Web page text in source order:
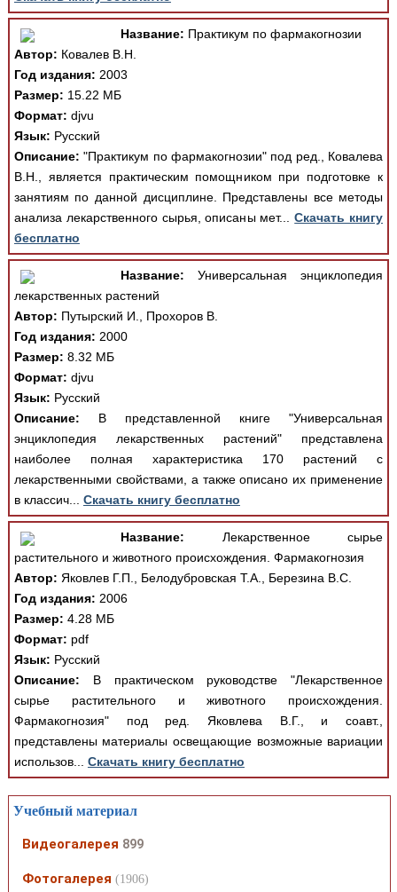
Название: Практикум по фармакогнозии
Автор: Ковалев В.Н.
Год издания: 2003
Размер: 15.22 МБ
Формат: djvu
Язык: Русский
Описание: "Практикум по фармакогнозии" под ред., Ковалева
В.Н., является практическим помощником при подготовке к
занятиям по данной дисциплине. Представлены все методы
анализа лекарственного сырья, описаны мет...Скачать книгу
бесплатно
Название: Универсальная энциклопедия
лекарственных растений
Автор: Путырский И., Прохоров В.
Год издания: 2000
Размер: 8.32 МБ
Формат: djvu
Язык: Русский
Описание: В представленной книге "Универсальная
энциклопедия лекарственных растений" представлена
наиболее полная характеристика 170 растений с
лекарственными свойствами, а также описано их применение
в классич... Скачать книгу бесплатно
Название: Лекарственное сырье
растительного и животного происхождения. Фармакогнозия
Автор: Яковлев Г.П., Белодубровская Т.А., Березина В.С.
Год издания: 2006
Размер: 4.28 МБ
Формат: pdf
Язык: Русский
Описание: В практическом руководстве "Лекарственное
сырье растительного и животного происхождения.
Фармакогнозия" под ред. Яковлева В.Г., и соавт.,
представлены материалы освещающие возможные вариации
использов... Скачать книгу бесплатно
Учебный материал
Видеогалерея 899
Фотогалерея (1906)